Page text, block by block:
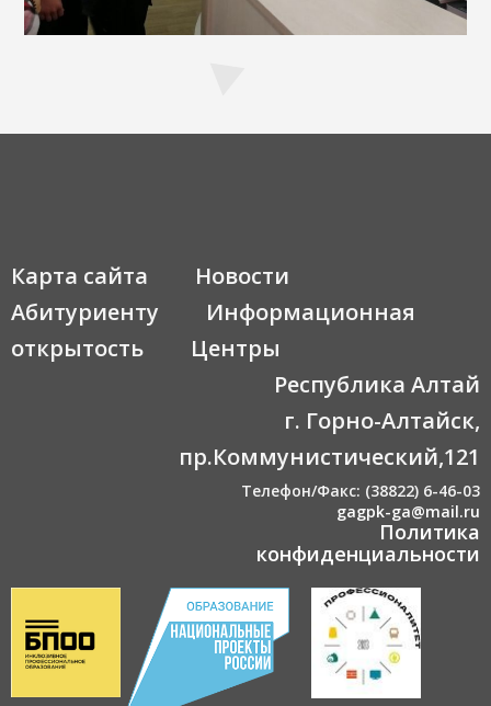
Карта сайта
Новости
Абитуриенту
Информационная
открытость
Центры
Республика Алтай
г. Горно-Алтайск,
пр.Коммунистический,121
Телефон/Факс: (38822) 6-46-03
gagpk-ga@mail.ru
Политика
конфиденциальности